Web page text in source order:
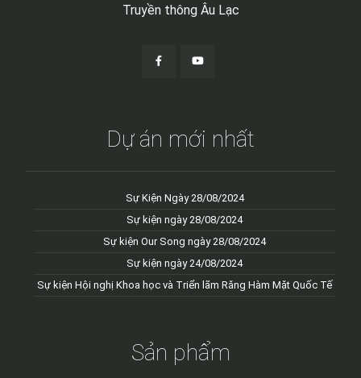
Truyền thông Âu Lạc
Dự án mới nhất
Sự Kiện Ngày 28/08/2024
Sự kiện ngày 28/08/2024
Sự kiện Our Song ngày 28/08/2024
Sự kiện ngày 24/08/2024
Sự kiện Hội nghị Khoa học và Triển lãm Răng Hàm Mặt Quốc Tế
Sản phẩm